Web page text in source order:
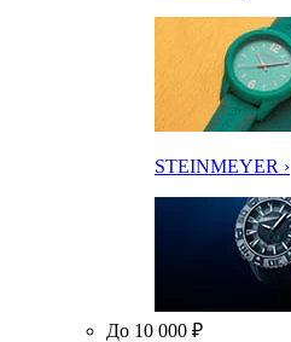
STEINMEYER ›
До 10 000 ₽